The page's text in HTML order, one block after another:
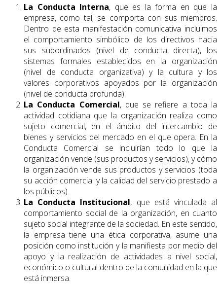
La Conducta Interna, que es la forma en que la
empresa, como tal, se comporta con sus miembros.
Dentro de esta manifestación comunicativa incluimos
el comportamiento simbólico de los directivos hacia
sus subordinados (nivel de conducta directa), los
sistemas formales establecidos en la organización
(nivel de conducta organizativa) y la cultura y los
valores corporativos apoyados por la organización
(nivel de conducta profunda).
La Conducta Comercial, que se refiere a toda la
actividad cotidiana que la organización realiza como
sujeto comercial, en el ámbito del intercambio de
bienes y servicios del mercado en el que opera. En la
Conducta Comercial se incluirían todo lo que la
organización vende (sus productos y servicios), y cómo
la organización vende sus productos y servicios (toda
su acción comercial y la calidad del servicio prestado a
los públicos).
La Conducta Institucional, que está vinculada al
comportamiento social de la organización, en cuanto
sujeto social integrante de la sociedad. En este sentido,
la empresa tiene una ética corporativa, asume una
posición como institución y la manifiesta por medio del
apoyo y la realización de actividades a nivel social,
económico o cultural dentro de la comunidad en la que
está inmersa.